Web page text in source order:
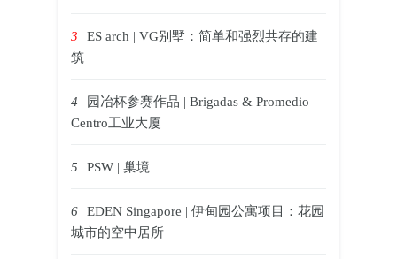
3
ES arch | VG别墅：简单和强烈共存的建
筑
4
园冶杯参赛作品 | Brigadas & Promedio
Centro工业大厦
5 PSW | 巢境
6
EDEN Singapore | 伊甸园公寓项目：花园
城市的空中居所